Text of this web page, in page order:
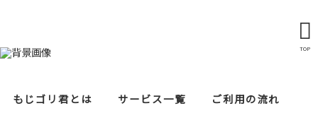
TOP
もじゴリ君とは サービス一覧
ご利用の流れ